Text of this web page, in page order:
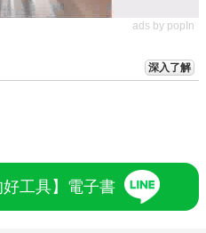
ads by popIn
深入了解
工具】電子書